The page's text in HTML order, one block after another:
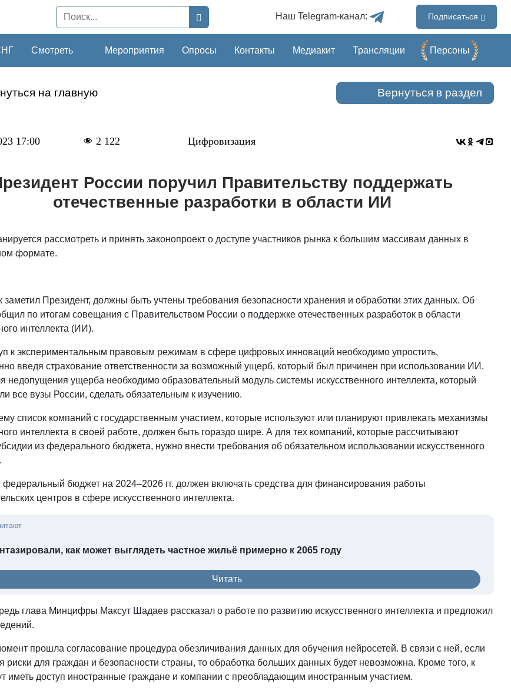
Наш Telegram-канал: Подписаться
Смотреть Мероприятия Опросы Контакты Медиакит Трансляции Перcоны
на главную Вернуться в раздел
17:00 2 122 Цифровизация
России поручил Правительству поддержать
отечественные разработки в области ИИ
рассмотреть и принять законопроект о доступе участников рынка к большим массивам данных в
формате.
заметил Президент, должны быть учтены требования безопасности хранения и обработки этих данных. Об
по итогам совещания с Правительством России о поддержке отечественных разработок в области
интеллекта (ИИ).
к экспериментальным правовым режимам в сфере цифровых инноваций необходимо упростить,
введя страхование ответственности за возможный ущерб, который был причинен при использовании ИИ.
недопущения ущерба необходимо образовательный модуль системы искусственного интеллекта, который
все вузы России, сделать обязательным к изучению.
список компаний с государственным участием, которые используют или планируют привлекать механизмы
интеллекта в своей работе, должен быть гораздо шире. А для тех компаний, которые рассчитывают
из федерального бюджета, нужно внести требования об обязательном использовании искусственного
федеральный бюджет на 2024–2026 гг. должен включать средства для финансирования работы
центров в сфере искусственного интеллекта.
как может выглядеть частное жильё примерно к 2065 году
Читать
глава Минцифры Максут Шадаев рассказал о работе по развитию искусственного интеллекта и предложил
прошла согласование процедура обезличивания данных для обучения нейросетей. В связи с ней, если
риски для граждан и безопасности страны, то обработка больших данных будет невозможна. Кроме того, к
иметь доступ иностранные граждане и компании с преобладающим иностранным участием.